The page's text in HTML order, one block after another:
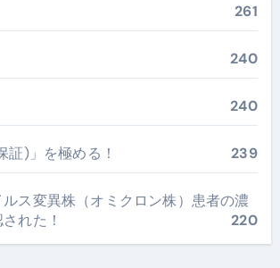
261
240
240
証)」を極める！ 239
ス変異株（オミクロン株）患者の濃
れた！
220